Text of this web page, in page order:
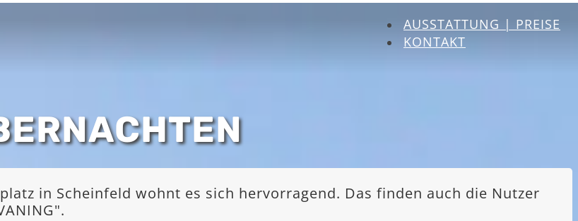
AUSSTATTUNG | PREISE
KONTAKT
in Scheinfeld wohnt es sich hervorragend. Das finden auch die Nutzer